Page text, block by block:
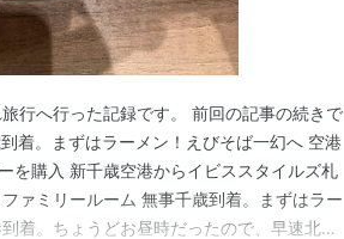
行へ行った記録です。 前回の記事の続きで
着。まずはラーメン！えびそば一幻へ 空港
を購入 新千歳空港からイビススタイルズ札
ァミリールーム 無事千歳到着。まずはラー
着。ちょうどお昼時だったので、早速北海